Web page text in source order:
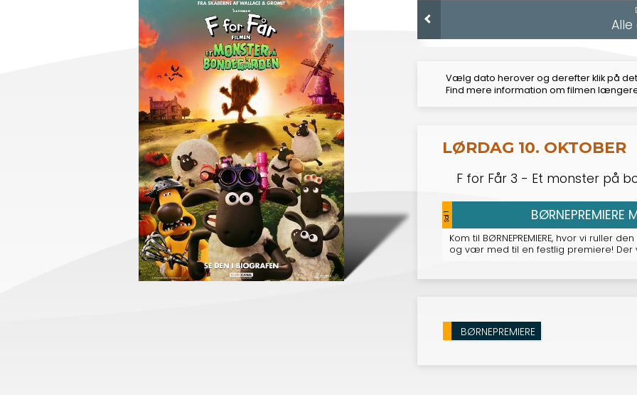
Alle
Vælg dato herover og derefter klik på
Find mere information om filmen
LØRDAG 10. OKTOBER
F for Får 3 - Et monster på
Sal 1 BØRNEPREMIERE
Kom til BØRNEPREMIERE, hvor vi ruller
og vær med til en festlig premiere!
BØRNEPREMIERE